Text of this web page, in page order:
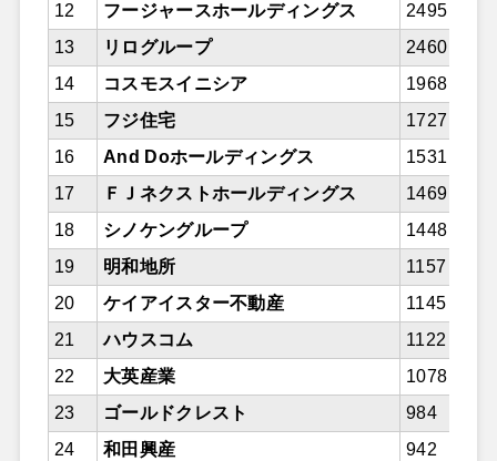
12
フージャースホールディングス
2495
13
リログループ
2460
14
コスモスイニシア
1968
15
フジ住宅
1727
16
And Doホールディングス
1531
17
ＦＪネクストホールディングス
1469
18
シノケングループ
1448
19
明和地所
1157
20
ケイアイスター不動産
1145
21
ハウスコム
1122
22
大英産業
1078
23
ゴールドクレスト
984
24
和田興産
942